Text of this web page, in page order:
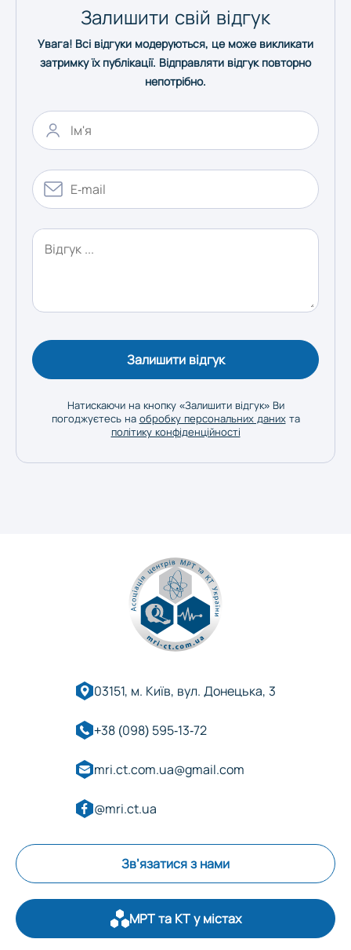
Черкаси
Чернігів
Залишити свій відгук
Увага! Всі відгуки модеруються, це може викликати
затримку їх публікації. Відправляти відгук повторно
непотрібно.
Залишити відгук
Натискаючи на кнопку «Залишити відгук» Ви
погоджуєтесь на обробку персональних данихта
політику конфіденційності
03151, м. Київ, вул. Донецька, 3
+38 (098) 595-13-72
mri.ct.com.ua@gmail.com
@mri.ct.ua
Зв’язатися з нами
МРТ та КТ у містах